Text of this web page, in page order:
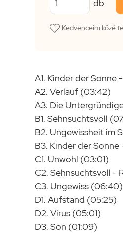
db
Kedvenceim közé
A1. Kinder der Sonne
A2. Verlauf (03:42)
A3. Die
B1. Sehnsuchtsvoll
B2. Ungewissheit im
B3. Kinder der
C1. Unwohl (03:01)
C2. Sehnsuchtsvoll -
C3. Ungewiss (06:40)
D1. Aufstand (05:25)
D2. Virus (05:01)
D3. Son (01:09)